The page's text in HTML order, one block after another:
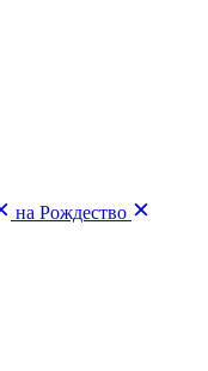
на Рождество